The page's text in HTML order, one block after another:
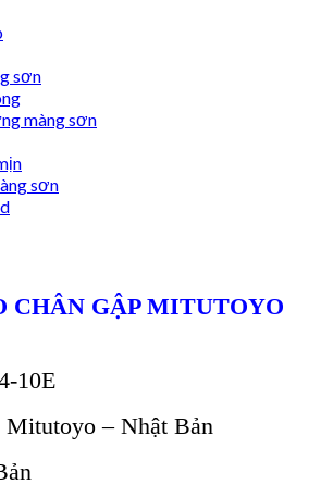
sơn
màng sơn
sơn
CHÂN GẬP MITUTOYO
10E
Mitutoyo – Nhật Bản